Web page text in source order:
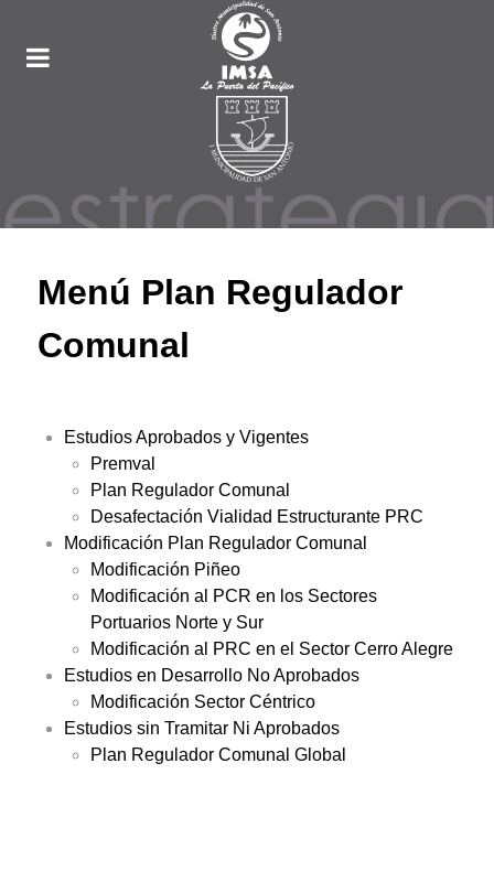
Menú Plan Regulador
Comunal
Estudios Aprobados y Vigentes
Premval
Plan Regulador Comunal
Desafectación Vialidad Estructurante PRC
Modificación Plan Regulador Comunal
Modificación Piñeo
Modificación al PCR en los Sectores
Portuarios Norte y Sur
Modificación al PRC en el Sector Cerro Alegre
Estudios en Desarrollo No Aprobados
Modificación Sector Céntrico
Estudios sin Tramitar Ni Aprobados
Plan Regulador Comunal Global